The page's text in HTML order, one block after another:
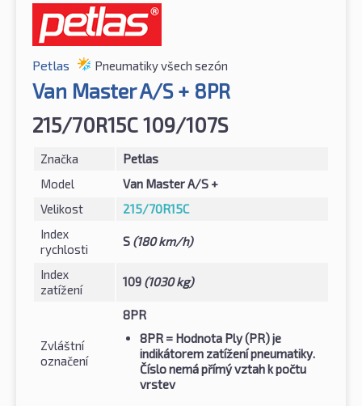
Petlas Pneumatiky všech sezón
Van Master A/S + 8PR
215/70R15C 109/107S
Značka
Petlas
Model
Van Master A/S +
Velikost
215/70R15C
Index
rychlosti
S (180 km/h)
Index
zatížení
109 (1030 kg)
Zvláštní
označení
8PR
8PR = Hodnota Ply (PR) je
indikátorem zatížení pneumatiky.
Číslo nemá přímý vztah k počtu
vrstev